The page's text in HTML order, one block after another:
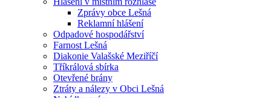
Zprávy obce Lešná
Reklamní hlášení
Odpadové hospodářství
Farnost Lešná
Diakonie Valašské Meziříčí
Tříkrálová sbírka
Otevřené brány
Ztráty a nálezy v Obci Lešná